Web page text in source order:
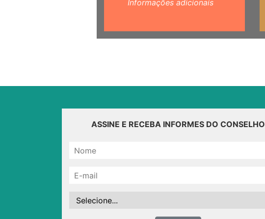
Informações adicionais
ASSINE E RECEBA INFORMES DO CONSELHO